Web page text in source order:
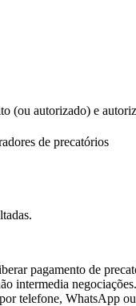
(ou autorizado) e
de precatórios
pagamento de
intermedia
telefone, WhatsApp